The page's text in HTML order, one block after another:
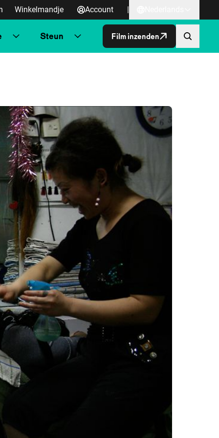
Winkelmandje Account |
Steun Film inzenden